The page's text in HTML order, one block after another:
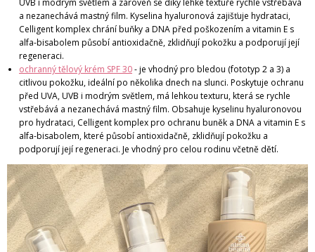
a nezanechává mastný film. Kyselina hyaluronová zajišťuje hydrataci,
Celligent komplex chrání buňky a DNA před poškozením a vitamin E s
alfa-bisabolem působí antioxidačně, zklidňují pokožku a podporují její
regeneraci.
ochranný tělový krém SPF 30- je vhodný pro bledou (fototyp 2 a 3) a
citlivou pokožku, ideální po několika dnech na slunci. Poskytuje ochranu
před UVA, UVB i modrým světlem, má lehkou texturu, která se rychle
vstřebává a nezanechává mastný film. Obsahuje kyselinu hyaluronovou
pro hydrataci, Celligent komplex pro ochranu buněk a DNA a vitamin E s
alfa-bisabolem, které působí antioxidačně, zklidňují pokožku a
podporují její regeneraci. Je vhodný pro celou rodinu včetně dětí.